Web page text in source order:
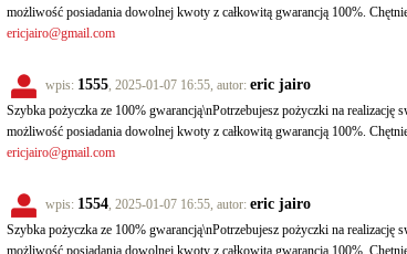
możliwość posiadania dowolnej kwoty z całkowitą gwarancją 100%.
ericjairo@gmail.com
wpis: 1555, 2025-01-07 16:55, autor: eric jairo
Szybka pożyczka ze 100% gwarancją\nPotrzebujesz pożyczki na
możliwość posiadania dowolnej kwoty z całkowitą gwarancją 100%.
ericjairo@gmail.com
wpis: 1554, 2025-01-07 16:55, autor: eric jairo
Szybka pożyczka ze 100% gwarancją\nPotrzebujesz pożyczki na
możliwość posiadania dowolnej kwoty z całkowitą gwarancją 100%.